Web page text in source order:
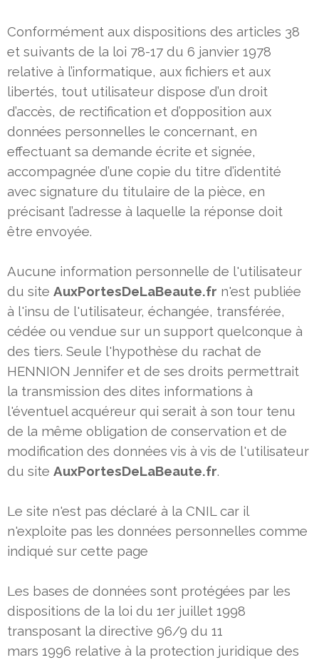
Conformément aux dispositions des articles 38
et suivants de la loi 78-17 du 6 janvier 1978
relative à l’informatique, aux fichiers et aux
libertés, tout utilisateur dispose d’un droit
d’accès, de rectification et d’opposition aux
données personnelles le concernant, en
effectuant sa demande écrite et signée,
accompagnée d’une copie du titre d’identité
avec signature du titulaire de la pièce, en
précisant l’adresse à laquelle la réponse doit
être envoyée.
Aucune information personnelle de l'utilisateur
du site AuxPortesDeLaBeaute.fr n'est publiée
à l'insu de l'utilisateur, échangée, transférée,
cédée ou vendue sur un support quelconque à
des tiers. Seule l'hypothèse du rachat de
HENNION Jennifer et de ses droits permettrait
la transmission des dites informations à
l'éventuel acquéreur qui serait à son tour tenu
de la même obligation de conservation et de
modification des données vis à vis de l'utilisateur
du site AuxPortesDeLaBeaute.fr.
Le site n'est pas déclaré à la CNIL car il
n'exploite pas les données personnelles comme
indiqué sur cette page
Les bases de données sont protégées par les
dispositions de la loi du 1er juillet 1998
transposant la directive 96/9 du 11
mars 1996 relative à la protection juridique des